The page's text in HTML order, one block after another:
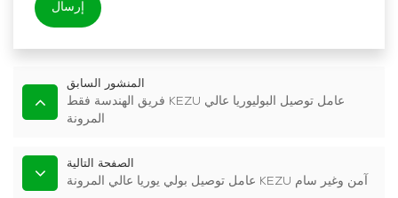
إرسال
المنشور السابق
فريق الهندسة فقط KEZU عامل توصيل البوليوريا عالي
المرونة
الصفحة التالية
عامل توصيل بولي يوريا عالي المرونة KEZU آمن وغير سام